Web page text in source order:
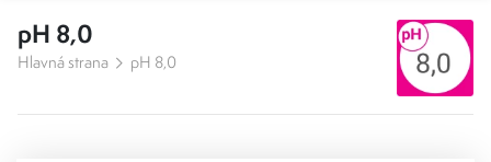
pH 8,0
Hlavná strana pH 8,0